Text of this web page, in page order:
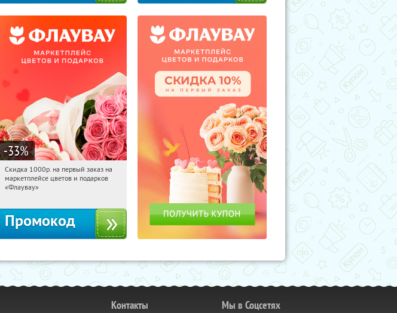
-33%
14:49:36 Получили:
Россия
Скидка 1000р. на первый заказ на
маркетплейсе цветов и подарков
«Флаувау»
Промокод
Контакты Мы в Соцсетях